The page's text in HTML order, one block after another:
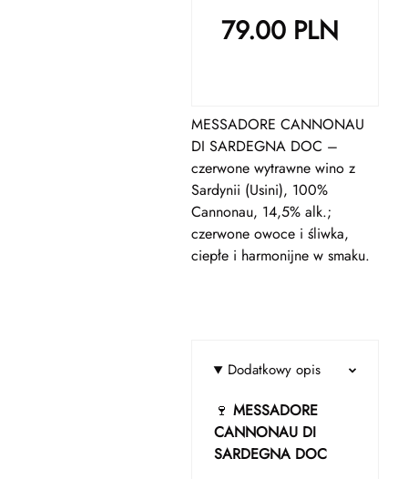
79.00PLN
MESSADORE CANNONAU
DI SARDEGNA DOC –
czerwone wytrawne wino z
Sardynii (Usini), 100%
Cannonau, 14,5% alk.;
czerwone owoce i śliwka,
ciepłe i harmonijne w smaku.
Dodatkowy opis
🍷 MESSADORE
CANNONAU DI
SARDEGNA DOC